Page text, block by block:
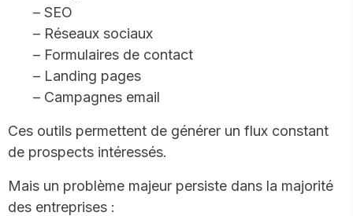
– SEO
– Réseaux sociaux
– Formulaires de contact
– Landing pages
– Campagnes email
Ces outils permettent de générer un flux constant
de prospects intéressés.
Mais un problème majeur persiste dans la majorité
des entreprises :